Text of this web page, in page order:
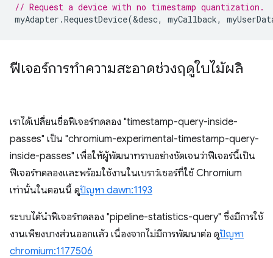
// Request a device with no timestamp quantization.
myAdapter .RequestDevice(&desc, myCallback,
ฟีเจอร์การทำความสะอาดช่วงฤดูใบไม้ผลิ
เราได้เปลี่ยนชื่อฟีเจอร์ทดลอง "timestamp-query-inside-
passes" เป็น "chromium-experimental-timestamp-query-
inside-passes" เพื่อให้ผู้พัฒนาทราบอย่างชัดเจนว่าฟีเจอร์นี้เป็น
ฟีเจอร์ทดลองและพร้อมใช้งานในเบราว์เซอร์ที่ใช้ Chromium
เท่านั้นในตอนนี้ ดูปัญหา dawn:1193
ระบบได้นำฟีเจอร์ทดลอง "pipeline-statistics-query" ซึ่งมีการใช้
งานเพียงบางส่วนออกแล้ว เนื่องจากไม่มีการพัฒนาต่อ ดูปัญหา
chromium:1177506